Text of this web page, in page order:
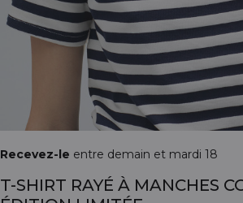
Recevez-le entre demain et mardi 18
T-SHIRT RAYÉ À MANCHES